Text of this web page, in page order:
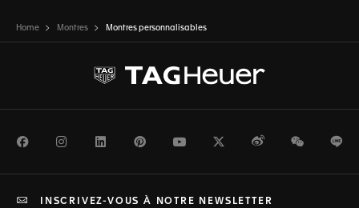
Home Montres Montres personnalisables
FacebookInstagramLinkedInPinterestYoutubeTwitterWeiboWeChat
INSCRIVEZ-VOUS À NOTRE NEWSLETTER